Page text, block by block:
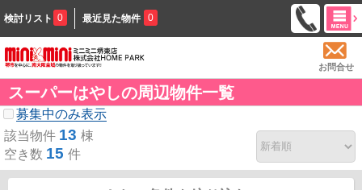
検討リスト 0 最近見た物件 0
お問合せ
スーパーはやしの周辺物件一覧
募集中のみ表示
該当物件 13 棟
空き数 15 件